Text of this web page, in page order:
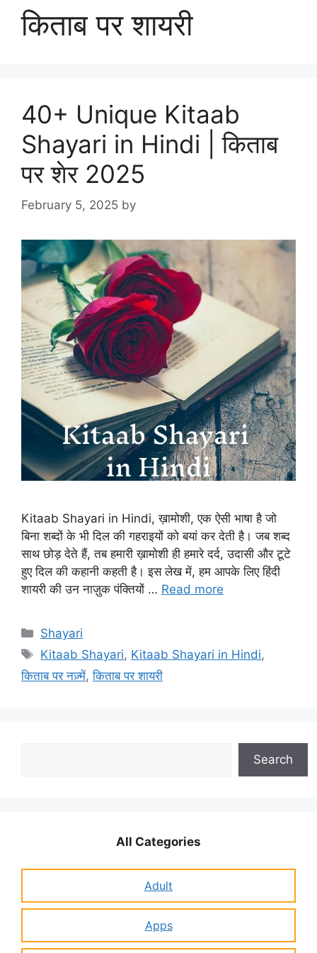
किताब पर शायरी
40+ Unique Kitaab
Shayari in Hindi | किताब
पर शेर 2025
February 5, 2025 by
Kitaab Shayari in Hindi, ख़ामोशी, एक ऐसी भाषा है जो
बिना शब्दों के भी दिल की गहराइयों को बयां कर देती है। जब शब्द
साथ छोड़ देते हैं, तब हमारी ख़ामोशी ही हमारे दर्द, उदासी और टूटे
हुए दिल की कहानी कहती है। इस लेख में, हम आपके लिए हिंदी
शायरी की उन नाज़ुक पंक्तियों … Read more
Categories
Shayari
Tags
Kitaab Shayari, Kitaab Shayari in Hindi,
किताब पर नज़्में,किताब पर शायरी
Search
All Categories
Adult
Apps